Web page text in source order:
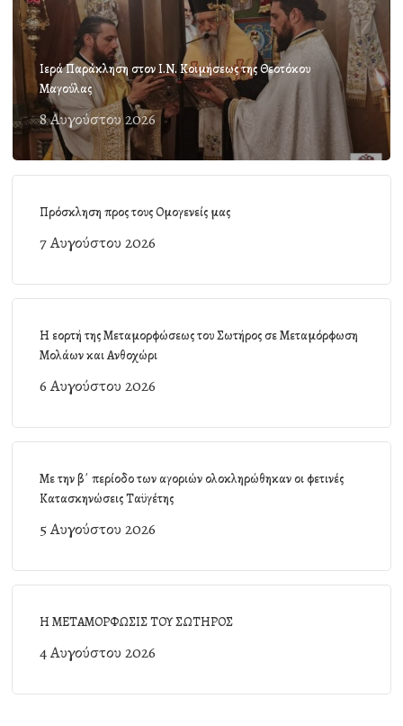
Ιερά Παράκληση στον Ι.Ν. Κοιμήσεως της Θεοτόκου
Μαγούλας
8 Αυγούστου 2026
Πρόσκληση προς τους Ομογενείς μας
7 Αυγούστου 2026
Η εορτή της Μεταμορφώσεως του Σωτήρος σε Μεταμόρφωση
Μολάων και Ανθοχώρι
6 Αυγούστου 2026
Με την β΄ περίοδο των αγοριών ολοκληρώθηκαν οι φετινές
Κατασκηνώσεις Ταϋγέτης
5 Αυγούστου 2026
Η ΜΕΤΑΜΟΡΦΩΣΙΣ ΤΟΥ ΣΩΤΗΡΟΣ
4 Αυγούστου 2026